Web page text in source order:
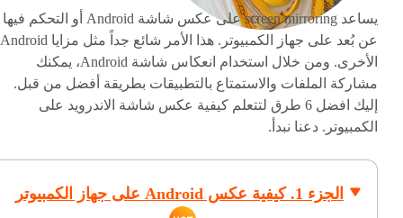
يساعد screen mirroring على عكس شاشة Android أو التحكم فيها
عن بُعد على جهاز الكمبيوتر. هذا الأمر شائع جداً مثل مزايا Android
الأخرى. ومن خلال استخدام انعكاس شاشة Android، يمكنك
مشاركة الملفات والاستمتاع بالتطبيقات بطريقة أفضل من قبل.
إليك افضل 6 طرق لتتعلم كيفية عكس شاشة الاندرويد على
الكمبيوتر. دعنا نبدأ.
الجزء 1. كيفية عكس Android على جهاز الكمبيوتر